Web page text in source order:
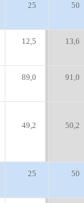
25 50
12,5 13,6
89,0 91,0
49,2 50,2
25 50